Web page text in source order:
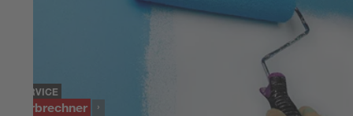
SERVICE
Farbrechner